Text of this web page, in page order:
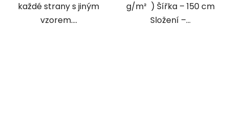
každé strany s jiným
vzorem....
g/m² ) Šířka – 150 cm
Složení –...